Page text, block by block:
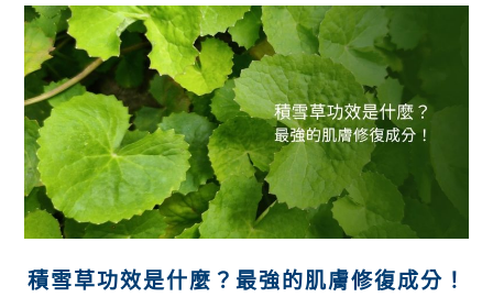
積雪草功效是什麼？最強的肌膚修復成分！